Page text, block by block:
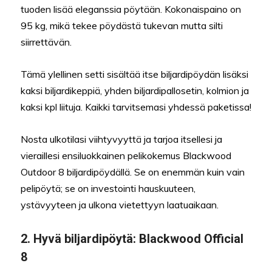
tuoden lisää eleganssia pöytään. Kokonaispaino on
95 kg, mikä tekee pöydästä tukevan mutta silti
siirrettävän.
Tämä ylellinen setti sisältää itse biljardipöydän lisäksi
kaksi biljardikeppiä, yhden biljardipallosetin, kolmion ja
kaksi kpl liituja. Kaikki tarvitsemasi yhdessä paketissa!
Nosta ulkotilasi viihtyvyyttä ja tarjoa itsellesi ja
vieraillesi ensiluokkainen pelikokemus Blackwood
Outdoor 8 biljardipöydällä. Se on enemmän kuin vain
pelipöytä; se on investointi hauskuuteen,
ystävyyteen ja ulkona vietettyyn laatuaikaan.
2. Hyvä biljardipöytä: Blackwood Official
8